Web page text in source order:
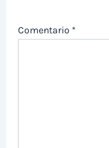
Comentario *